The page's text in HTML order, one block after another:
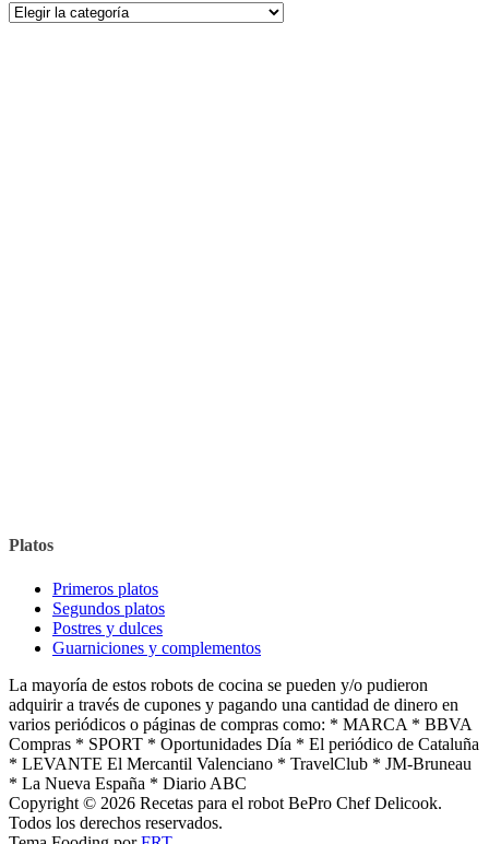
Recetas
Platos
Primeros platos
Segundos platos
Postres y dulces
Guarniciones y complementos
La mayoría de estos robots de cocina se pueden y/o pudieron
adquirir a través de cupones y pagando una cantidad de dinero en
varios periódicos o páginas de compras como: * MARCA * BBVA
Compras * SPORT * Oportunidades Día * El periódico de Cataluña
* LEVANTE El Mercantil Valenciano * TravelClub * JM-Bruneau
* La Nueva España * Diario ABC
Copyright © 2026 Recetas para el robot BePro Chef Delicook.
Todos los derechos reservados.